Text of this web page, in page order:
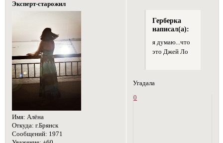
Эксперт-старожил
Имя: Алёна
Откуда: г.Брянск
Сообщений: 1971
Герберка
написал(а):
я думаю...что
это Джей Ло
Угадала
0